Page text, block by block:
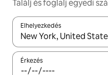
Találj és foglalj egyedi
Elhelyezkedés
Az eredmények között a
Érkezés